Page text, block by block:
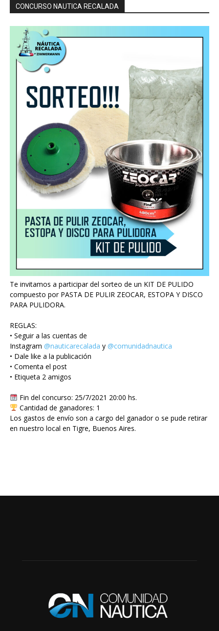
CONCURSO NAUTICA RECALADA
Te invitamos a participar del sorteo de un KIT DE PULIDO
compuesto por PASTA DE PULIR ZEOCAR, ESTOPA Y DISCO
PARA PULIDORA.
REGLAS:
• Seguir a las cuentas de
Instagram @nauticarecalada y @comunidadnautica
• Dale like a la publicación
• Comenta el post
• Etiqueta 2 amigos
Fin del concurso: 25/7/2021 20:00 hs.
Cantidad de ganadores: 1
Los gastos de envío son a cargo del ganador o se pude retirar
en nuestro local en Tigre, Buenos Aires.